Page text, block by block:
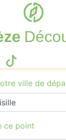
ville de
ce point